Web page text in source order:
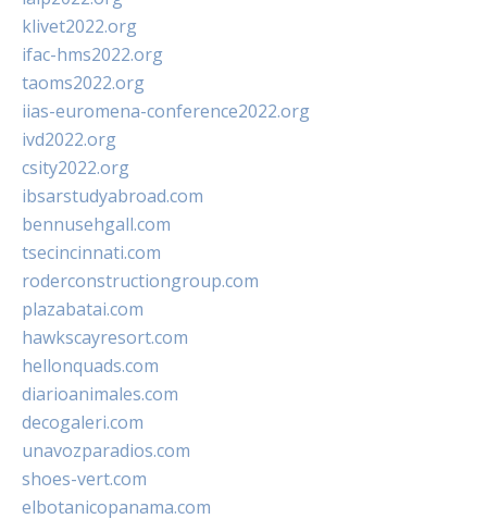
klivet2022.org
ifac-hms2022.org
taoms2022.org
iias-euromena-conference2022.org
ivd2022.org
csity2022.org
ibsarstudyabroad.com
bennusehgall.com
tsecincinnati.com
roderconstructiongroup.com
plazabatai.com
hawkscayresort.com
hellonquads.com
diarioanimales.com
decogaleri.com
unavozparadios.com
shoes-vert.com
elbotanicopanama.com